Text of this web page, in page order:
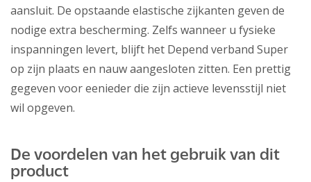
aansluit. De opstaande elastische zijkanten geven de
nodige extra bescherming. Zelfs wanneer u fysieke
inspanningen levert, blijft het Depend verband Super
op zijn plaats en nauw aangesloten zitten. Een prettig
gegeven voor eenieder die zijn actieve levensstijl niet
wil opgeven.
De voordelen van het gebruik van dit
product